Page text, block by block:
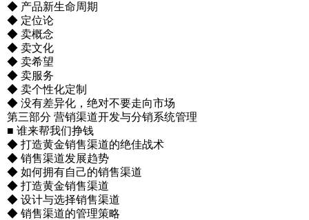
◆ 产品新生命周期
◆ 定位论
◆ 卖概念
◆ 卖文化
◆ 卖希望
◆ 卖服务
◆ 卖个性化定制
◆ 没有差异化，绝对不要走向市场
第三部分 营销渠道开发与分销系统管理
■ 谁来帮我们挣钱
◆ 打造黄金销售渠道的绝佳战术
◆ 销售渠道发展趋势
◆ 如何拥有自己的销售渠道
◆ 打造黄金销售渠道
◆ 设计与选择销售渠道
◆ 销售渠道的管理策略